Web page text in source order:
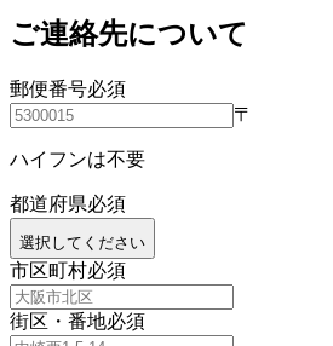
ご連絡先について
郵便番号必須
〒
ハイフンは不要
都道府県必須
選択してください
市区町村必須
街区・番地必須